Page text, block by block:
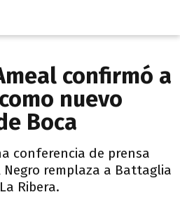
confirmó a
nuevo
Boca
conferencia de prensa
remplaza a Battaglia
Ribera.